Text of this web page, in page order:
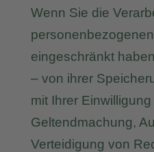
Wenn Sie die
eingeschränkt
– von ihrer
mit Ihrer
Geltendmachung,
Verteidigung von